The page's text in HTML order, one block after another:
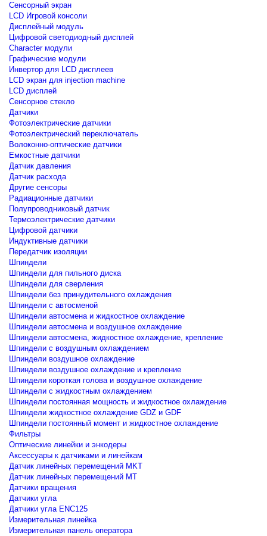
Сенсорный экран
LCD Игровой консоли
Дисплейный модуль
Цифровой светодиодный дисплей
Сharacter модули
Графические модули
Инвертор для LCD дисплеев
LCD экран для injection machine
LCD дисплей
Сенсорное стекло
Датчики
Фотоэлектрические датчики
Фотоэлектрический переключатель
Волоконно-оптические датчики
Емкостные датчики
Датчик давления
Датчик расхода
Другие сенсоры
Радиационные датчики
Полупроводниковый датчик
Термоэлектрические датчики
Цифровой датчики
Индуктивные датчики
Передатчик изоляции
Шпиндели
Шпиндели для пильного диска
Шпиндели для сверления
Шпиндели без принудительного охлаждения
Шпиндели с автосменой
Шпиндели автосмена и жидкостное охлаждение
Шпиндели автосмена и воздушное охлаждение
Шпиндели автосмена, жидкостное охлаждение, крепление
Шпиндели с воздушным охлаждением
Шпиндели воздушное охлаждение
Шпиндели воздушное охлаждение и крепление
Шпиндели короткая голова и воздушное охлаждение
Шпиндели с жидкостным охлаждением
Шпиндели постоянная мощность и жидкостное охлаждение
Шпиндели жидкостное охлаждение GDZ и GDF
Шпиндели постоянный момент и жидкостное охлаждение
Фильтры
Оптические линейки и энкодеры
Аксессуары к датчиками и линейкам
Датчик линейных перемещений MKT
Датчик линейных перемещений MT
Датчики вращения
Датчики угла
Датчики угла ENC125
Измерительная линейка
Измерительная панель оператора